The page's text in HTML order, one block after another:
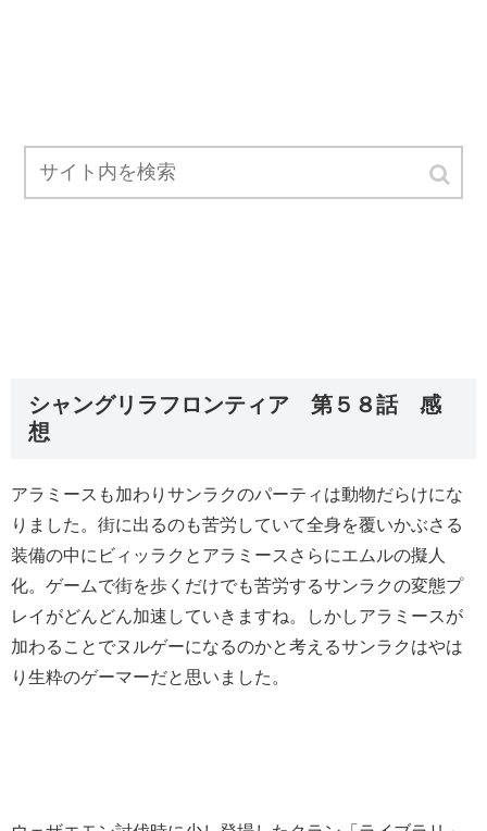
シャングリラフロンティア 第５８話 感
想
アラミースも加わりサンラクのパーティは動物だらけにな
りました。街に出るのも苦労していて全身を覆いかぶさる
装備の中にビィッラクとアラミースさらにエムルの擬人
化。ゲームで街を歩くだけでも苦労するサンラクの変態プ
レイがどんどん加速していきますね。しかしアラミースが
加わることでヌルゲーになるのかと考えるサンラクはやは
り生粋のゲーマーだと思いました。